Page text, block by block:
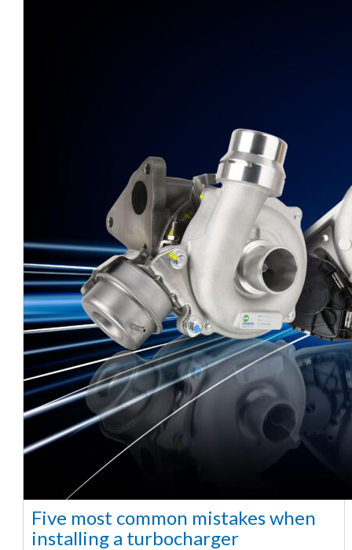
Five most common mistakes when
installing a turbocharger